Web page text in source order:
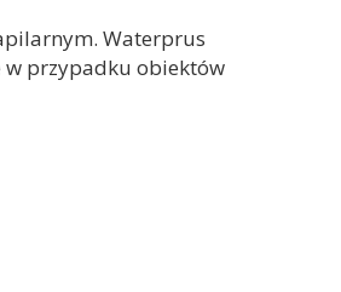
Waterprus
w przypadku obiektów